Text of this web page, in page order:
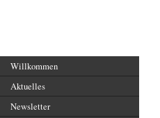
Willkommen
Aktuelles
Newsletter